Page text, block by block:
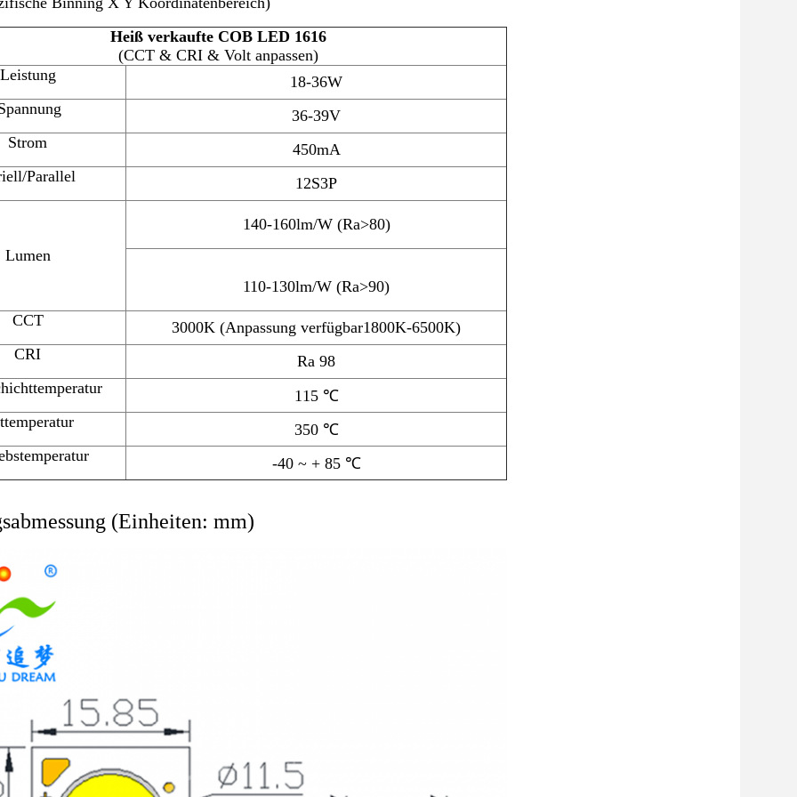
Heiß verkaufte COB LED 1616
(CCT & CRI & Volt anpassen)
Leistung
18-36W
36-39V
Strom
450mA
Parallel
12S3P
Lumen
140-160lm/W (Ra>80)
110-130lm/W (Ra>90)
CCT
3000K (Anpassung verfügbar1800K-6500K)
CRI
Ra 98
115 ℃
350 ℃
-40 ~ + 85 ℃
(Einheiten: mm)